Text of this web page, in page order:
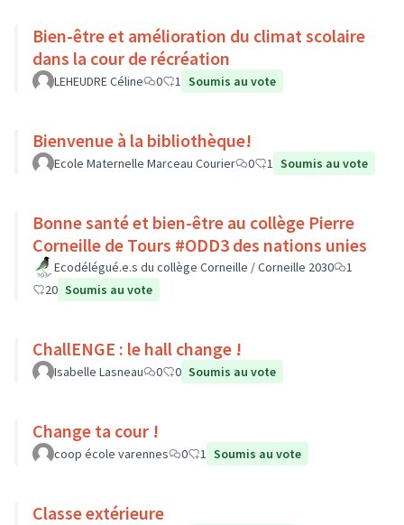
Bien-être et amélioration du climat scolaire
dans la cour de récréation
LEHEUDRE Céline 0 1 Soumis au vote
Bienvenue à la bibliothèque!
Ecole Maternelle Marceau Courier 0 1 Soumis au vote
Bonne santé et bien-être au collège Pierre
Corneille de Tours #ODD3 des nations unies
Ecodélégué.e.s du collège Corneille / Corneille 2030
1
20 Soumis au vote
ChallENGE : le hall change !
Isabelle Lasneau 0 0 Soumis au vote
Change ta cour !
coop école varennes 0 1 Soumis au vote
Classe extérieure